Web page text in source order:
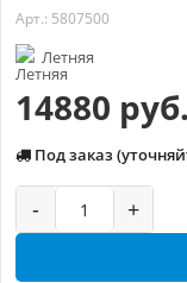
Арт.: 5807500
Летняя
14880 руб.
Под заказ
- +